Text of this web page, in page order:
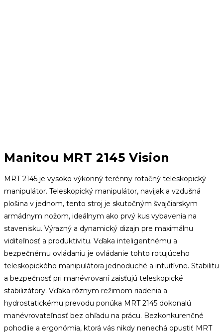
Manitou MRT 2145 Vision
MRT 2145 je vysoko výkonný terénny rotačný teleskopický
manipulátor. Teleskopický manipulátor, navijak a vzdušná
plošina v jednom, tento stroj je skutočným švajčiarskym
armádnym nožom, ideálnym ako prvý kus vybavenia na
stavenisku. Výrazný a dynamický dizajn pre maximálnu
viditeľnosť a produktivitu. Vďaka inteligentnému a
bezpečnému ovládaniu je ovládanie tohto rotujúceho
teleskopického manipulátora jednoduché a intuitívne. Stabilitu
a bezpečnosť pri manévrovaní zaisťujú teleskopické
stabilizátory. Vďaka rôznym režimom riadenia a
hydrostatickému prevodu ponúka MRT 2145 dokonalú
manévrovateľnosť bez ohľadu na prácu. Bezkonkurenčné
pohodlie a ergonómia, ktorá vás nikdy nenechá opustiť MRT